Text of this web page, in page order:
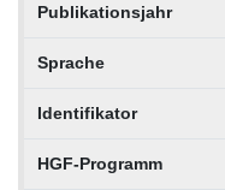
Publikationsjahr
Sprache
Identifikator
HGF-Programm